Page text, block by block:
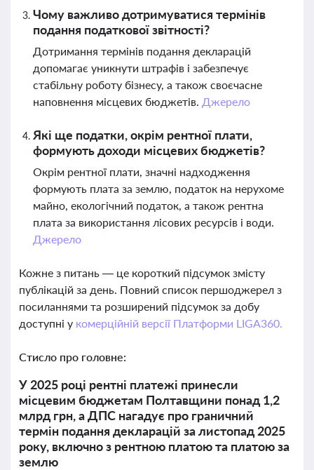
Чому важливо дотримуватися термінів
подання податкової звітності?
Дотримання термінів подання декларацій
допомагає уникнути штрафів і забезпечує
стабільну роботу бізнесу, а також своєчасне
наповнення місцевих бюджетів. Джерело
Які ще податки, окрім рентної плати,
формують доходи місцевих бюджетів?
Окрім рентної плати, значні надходження
формують плата за землю, податок на нерухоме
майно, екологічний податок, а також рентна
плата за використання лісових ресурсів і води.
Джерело
Кожне з питань — це короткий підсумок змісту
публікацій за день. Повний список першоджерел з
посиланнями та розширений підсумок за добу
доступні у комерційній версії Платформи LIGA360.
Стисло про головне:
У 2025 році рентні платежі принесли
місцевим бюджетам Полтавщини понад 1,2
млрд грн, а ДПС нагадує про граничний
термін подання декларацій за листопад 2025
року, включно з рентною платою та платою за
землю